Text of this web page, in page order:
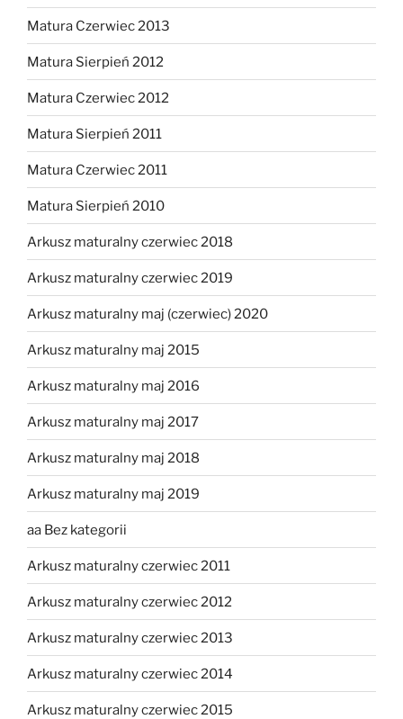
Matura Czerwiec 2013
Matura Sierpień 2012
Matura Czerwiec 2012
Matura Sierpień 2011
Matura Czerwiec 2011
Matura Sierpień 2010
Arkusz maturalny czerwiec 2018
Arkusz maturalny czerwiec 2019
Arkusz maturalny maj (czerwiec) 2020
Arkusz maturalny maj 2015
Arkusz maturalny maj 2016
Arkusz maturalny maj 2017
Arkusz maturalny maj 2018
Arkusz maturalny maj 2019
aa Bez kategorii
Arkusz maturalny czerwiec 2011
Arkusz maturalny czerwiec 2012
Arkusz maturalny czerwiec 2013
Arkusz maturalny czerwiec 2014
Arkusz maturalny czerwiec 2015